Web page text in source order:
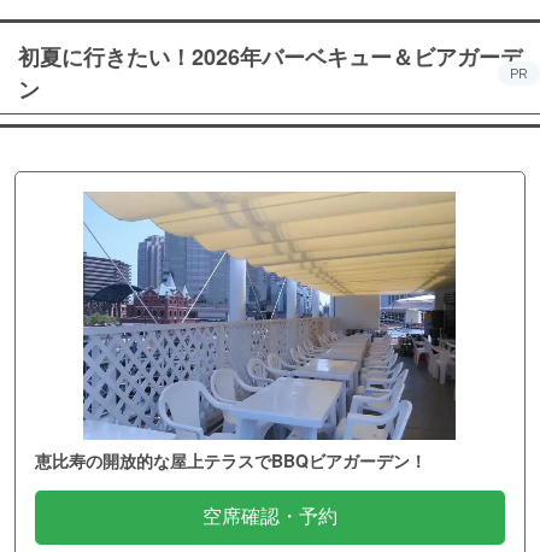
初夏に行きたい！2026年バーベキュー＆ビアガーデ
ン
PR
恵比寿の開放的な屋上テラスでBBQビアガーデン！
空席確認・予約